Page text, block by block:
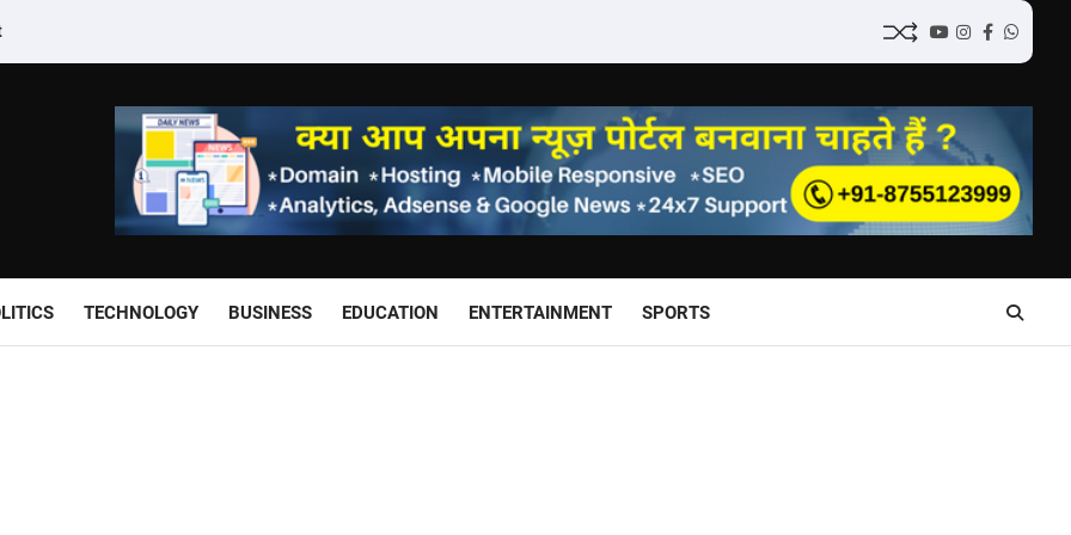
YouTube
Instagram
Facebook
TECHNOLOGY BUSINESS EDUCATION ENTERTAINMENT SPORTS